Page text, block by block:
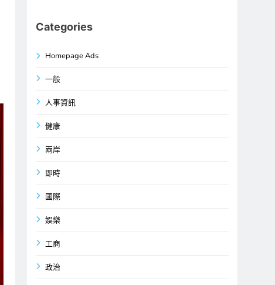
Categories
Homepage Ads
一般
人事資訊
健康
兩岸
即時
國際
娛樂
工商
政治